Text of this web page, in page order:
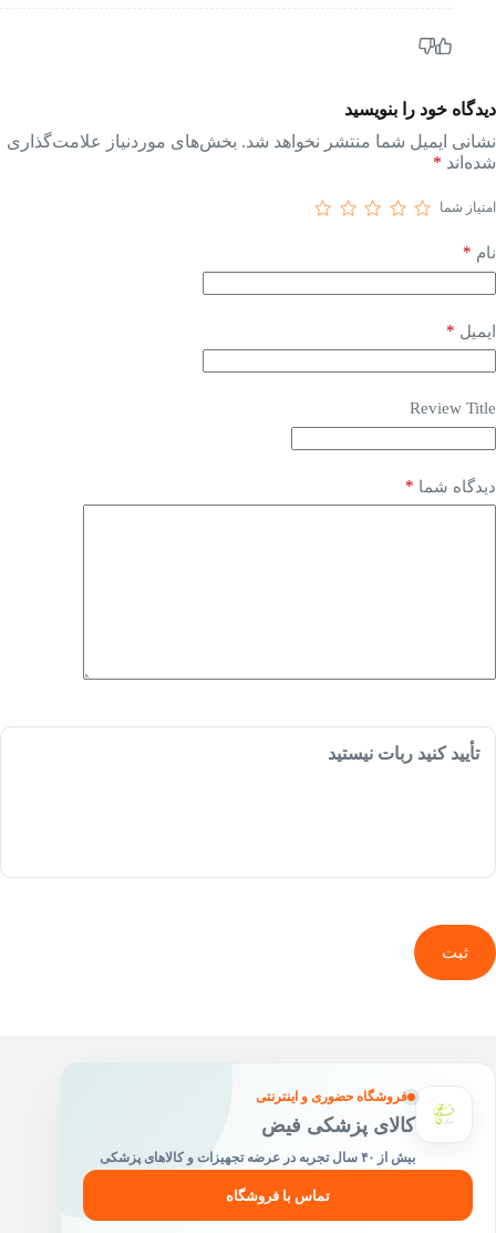
دیدگاه خود را بنویسید
نشانی ایمیل شما منتشر نخواهد شد. بخش‌های موردنیاز علامت‌گذاری
شده‌اند *
امتیاز شما
نام *
ایمیل *
Review Title
دیدگاه شما *
تأیید کنید ربات نیستید
ثبت
فروشگاه حضوری و اینترنتی
کالای پزشکی فیض
بیش از ۴۰ سال تجربه در عرضه تجهیزات و کالاهای پزشکی
تماس با فروشگاه